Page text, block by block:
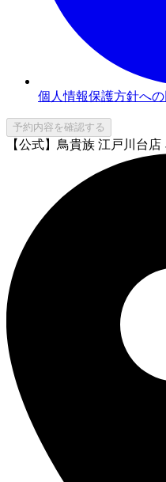
個人情報保護方針へ
予約内容を確認する
【公式】鳥貴族 江戸川台